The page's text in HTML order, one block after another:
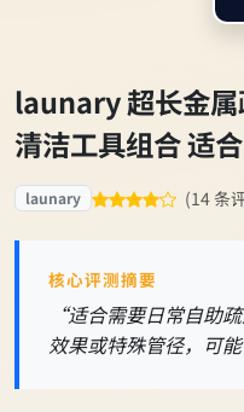
launary 超长金
清洁工具组合 适
launary (14 条
核心评测摘要
“适合需要日常自助
效果或特殊管径，可